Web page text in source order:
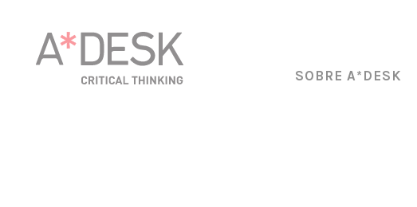
SOBRE A*DESK